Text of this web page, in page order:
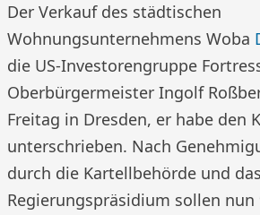
Der Verkauf des städtischen
Wohnungsunternehmens Woba
die US-Investorengruppe
Oberbürgermeister Ingolf
Freitag in Dresden, er habe den
unterschrieben. Nach
durch die Kartellbehörde und
Regierungspräsidium sollen nun